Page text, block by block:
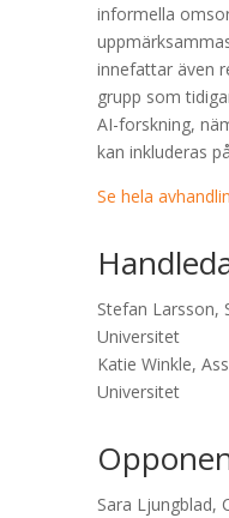
informella
innefattar även
grupp som
AI-forskning,
kan inkluderas
Se hela
Stefan Larsson,
Universitet
Katie Winkle,
Universitet
Sara Ljungblad,